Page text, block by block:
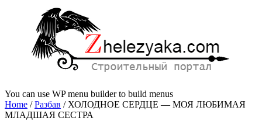
You can use WP menu builder to build menus
Home /Разбав / ХОЛОДНОЕ СЕРДЦЕ — МОЯ ЛЮБИМАЯ
МЛАДШАЯ СЕСТРА